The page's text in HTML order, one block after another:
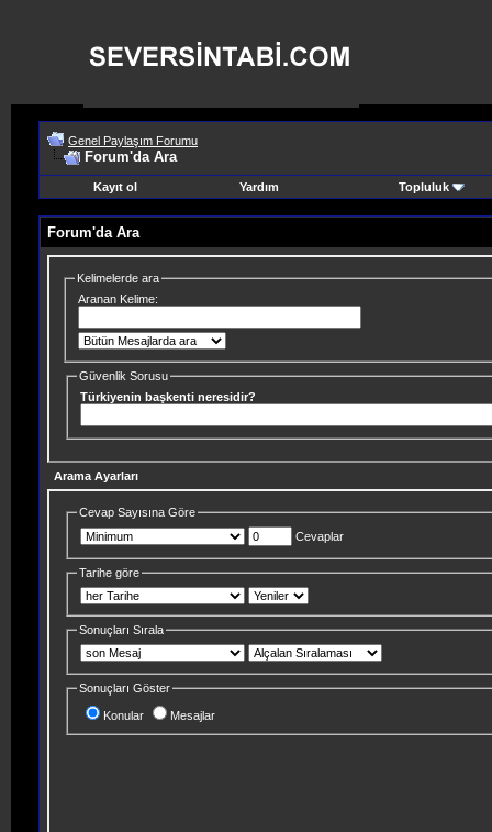
Genel Paylaşım Forumu
Forum'da Ara
Kayıt ol Yardım Topluluk
Forum'da Ara
Kelimelerde ara
Aranan Kelime:
Güvenlik Sorusu
Türkiyenin başkenti neresidir?
Arama Ayarları
Cevap Sayısına Göre
Cevaplar
Tarihe göre
Sonuçları Sırala
Sonuçları Göster
Konular Mesajlar